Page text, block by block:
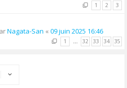
1 2 3
Nagata-San « 09 juin 2025 16:46
1 … 32 33 34 35